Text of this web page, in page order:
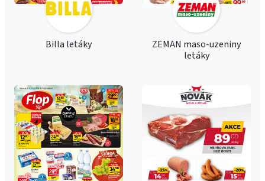
Billa letáky
ZEMAN maso-uzeniny
letáky